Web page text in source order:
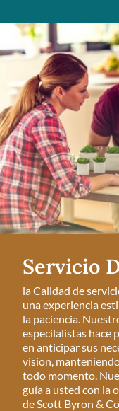
Servicio
la Calidad de
una experiencia
la paciencia.
especilalistas hace
en anticipar sus
vision,
todo momento.
guía a usted con la
de Scott Byron & Co.